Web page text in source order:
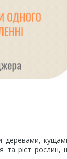
деревами,
та ріст рослин,